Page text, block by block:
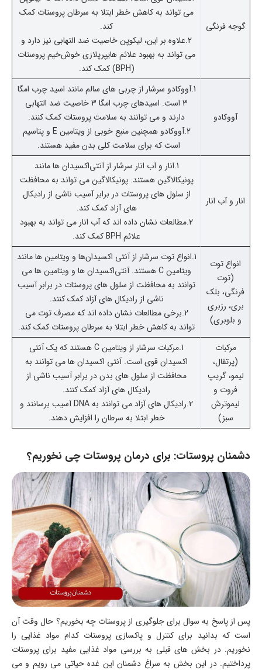
گوجه فرنگی
می تواند به کاهش خطر ابتلا به سرطان پروستات کمک
کند.
2.علاوه بر این، لیکوپن خاصیت ضد التهابی نیز دارد و
می تواند به بهبود علائم هایپرپلازی خوش‌خیم پروستات
(BPH) کمک کند.
آووکادو
1.آووکادو سرشار از چربی های سالم مانند اسید چرب امگا
3 است. اسیدهای چرب امگا 3 خاصیت ضد التهابی
دارند و می توانند به سلامت پروستات کمک کنند.
2.آووکادو همچنین منبع خوبی از ویتامین E و پتاسیم
است که برای سلامت کلی بدن مفید هستند.
انار و آب انار
1.انار و آب انار سرشار از آنتی‌اکسیدان ها مانند
پونیکالاگین هستند. پونیکالاگین می تواند به محافظت
از سلول های پروستات در برابر آسیب ناشی از رادیکال
های آزاد کمک کند.
2.مطالعات نشان داده اند که آب انار می تواند به بهبود
علائم BPH کمک کند.
انواع توت
(توت
فرنگی، بلک
بری، رزبری
و بلوبری)
1.انواع توت سرشار از آنتی اکسیدان‌ها و ویتامین ها مانند
ویتامین C هستند. آنتی‌اکسیدان ها و ویتامین ها می
توانند به محافظت از سلول های پروستات در برابر آسیب
ناشی از رادیکال های آزاد کمک کنند.
2.برخی مطالعات نشان داده اند که مصرف توت می
تواند به کاهش خطر ابتلا به سرطان پروستات کمک کند.
مرکبات
(پرتقال،
لیمو، گریپ
فروت و
لیموترش
سبز)
1.مرکبات سرشار از ویتامین C هستند که یک آنتی
اکسیدان قوی است. آنتی اکسیدان ها می توانند به
محافظت از سلول های بدن در برابر آسیب ناشی از
رادیکال های آزاد کمک کنند.
2.رادیکال های آزاد می توانند به DNA آسیب برسانند و
خطر ابتلا به سرطان را افزایش دهند.
دشمنان پروستات: برای درمان پروستات چی نخوریم؟
پس از پاسخ به سوال برای جلوگیری از پروستات چه بخوریم؟ حال وقت آن
است که بدانید برای کنترل و پاکسازی پروستات کدام مواد غذایی را
نخوریم. در بخش های قبلی به بررسی مواد غذایی مفید برای پروستات
پرداختیم. در این بخش به سراغ دشمنان این غده حیاتی می رویم و می